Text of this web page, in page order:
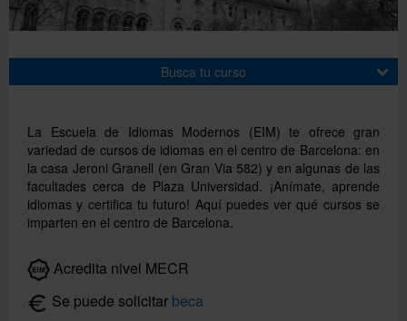
Busca tu curso
La Escuela de Idiomas Modernos (EIM) te ofrece gran
variedad de cursos de idiomas en el centro de Barcelona: en
la casa Jeroni Granell (en Gran Via 582) y en algunas de las
facultades cerca de Plaza Universidad. ¡Anímate, aprende
idiomas y certifica tu futuro! Aquí puedes ver qué cursos se
imparten en el centro de Barcelona.
Acredita nivel MECR
Se puede solicitar beca